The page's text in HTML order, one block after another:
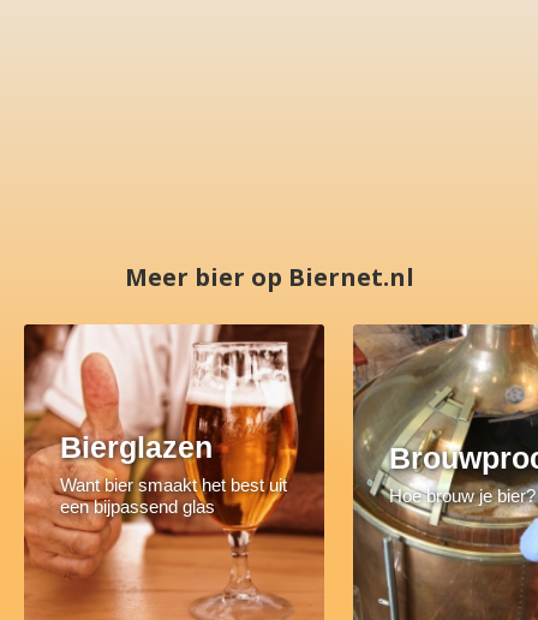
Meer bier op Biernet.nl
Bierglazen
Want bier smaakt het best uit
een bijpassend glas
Hoe brouw je bier?